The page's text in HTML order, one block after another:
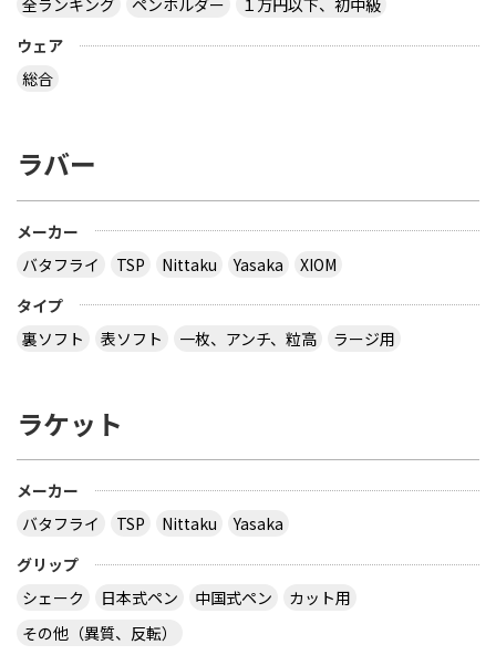
全ランキング
ペンホルダー
１万円以下、初中級
ウェア
総合
ラバー
メーカー
バタフライ
TSP Nittaku Yasaka
XIOM
タイプ
裏ソフト
表ソフト 一枚、アンチ、粒高 ラージ用
ラケット
メーカー
バタフライ
TSP Nittaku
Yasaka
グリップ
シェーク
日本式ペン 中国式ペン
カット用
その他（異質、反転）